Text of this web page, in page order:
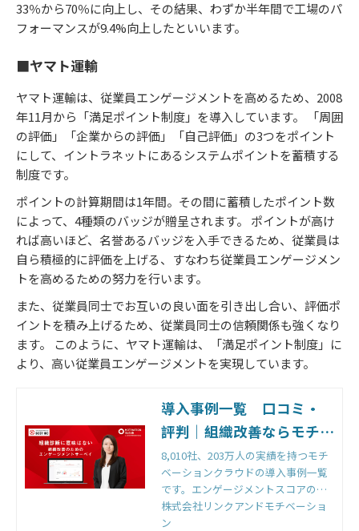
33％から70％に向上し、その結果、わずか半年間で工場のパ
フォーマンスが9.4%向上したといいます。
■ヤマト運輸
ヤマト運輸は、従業員エンゲージメントを高めるため、2008
年11月から「満足ポイント制度」を導入しています。 「周囲
の評価」「企業からの評価」「自己評価」の3つをポイント
にして、イントラネットにあるシステムポイントを蓄積する
制度です。
ポイントの計算期間は1年間。その間に蓄積したポイント数
によって、4種類のバッジが贈呈されます。 ポイントが高け
れば高いほど、名誉あるバッジを入手できるため、従業員は
自ら積極的に評価を上げる、すなわち従業員エンゲージメン
トを高めるための努力を行います。
また、従業員同士でお互いの良い面を引き出し合い、評価ポ
イントを積み上げるため、従業員同士の信頼関係も強くなり
ます。 このように、ヤマト運輸は、「満足ポイント制度」に
より、高い従業員エンゲージメントを実現しています。
導入事例一覧 口コミ・
評判｜組織改善ならモチベ
ーションクラウド
8,010社、203万人の実績を持つモチ
ベーションクラウドの導入事例一覧
です。エンゲージメントスコアの向
上による組織改善事例をご紹介いた
します。
株式会社リンクアンドモチベーショ
ン